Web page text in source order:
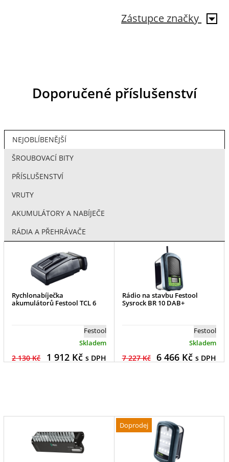
Zástupce značky
Doporučené příslušenství
NEJOBLÍBENĚJŠÍ
ŠROUBOVACÍ BITY
PŘÍSLUŠENSTVÍ
VRUTY
AKUMULÁTORY A NABÍJEČE
RÁDIA A PŘEHRÁVAČE
Rychlonabíječka
akumulátorů Festool TCL 6
Festool
Skladem
2 130 Kč 1 912Kč s DPH
Rádio na stavbu Festool
Sysrock BR 10 DAB+
Festool
Skladem
7 227 Kč 6 466Kč s DPH
Doprodej